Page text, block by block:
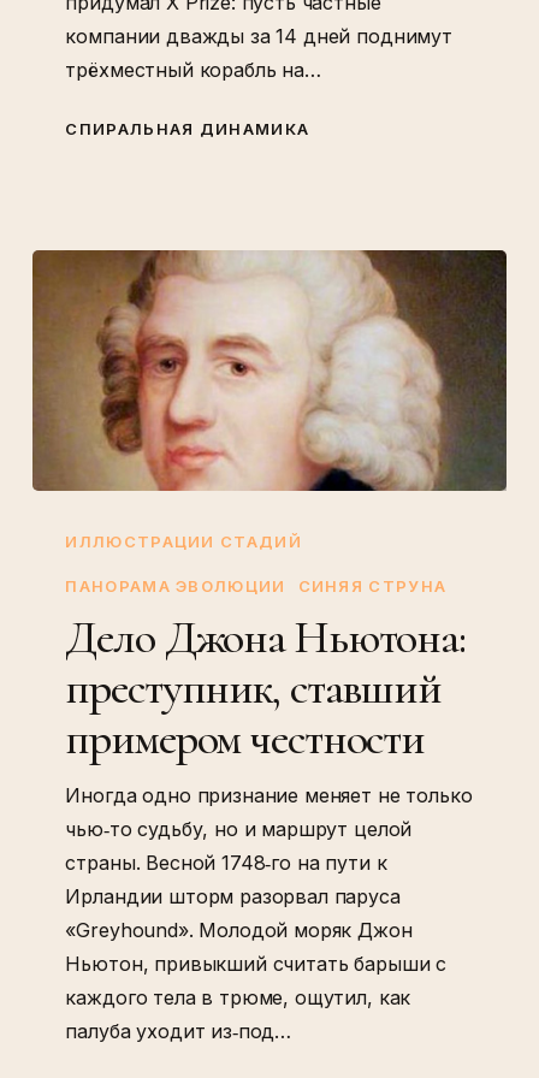
компании дважды за 14 дней поднимут
трёхместный корабль на…
СПИРАЛЬНАЯ ДИНАМИКА
Джона
ставший
честности
ИЛЛЮСТРАЦИИ СТАДИЙ
ПАНОРАМА ЭВОЛЮЦИИ СИНЯЯ СТРУНА
Дело Джона Ньютона:
преступник, ставший
примером честности
Иногда одно признание меняет не только
чью‑то судьбу, но и маршрут целой
страны. Весной 1748‑го на пути к
Ирландии шторм разорвал паруса
«Greyhound». Молодой моряк Джон
Ньютон, привыкший считать барыши с
каждого тела в трюме, ощутил, как
палуба уходит из‑под…